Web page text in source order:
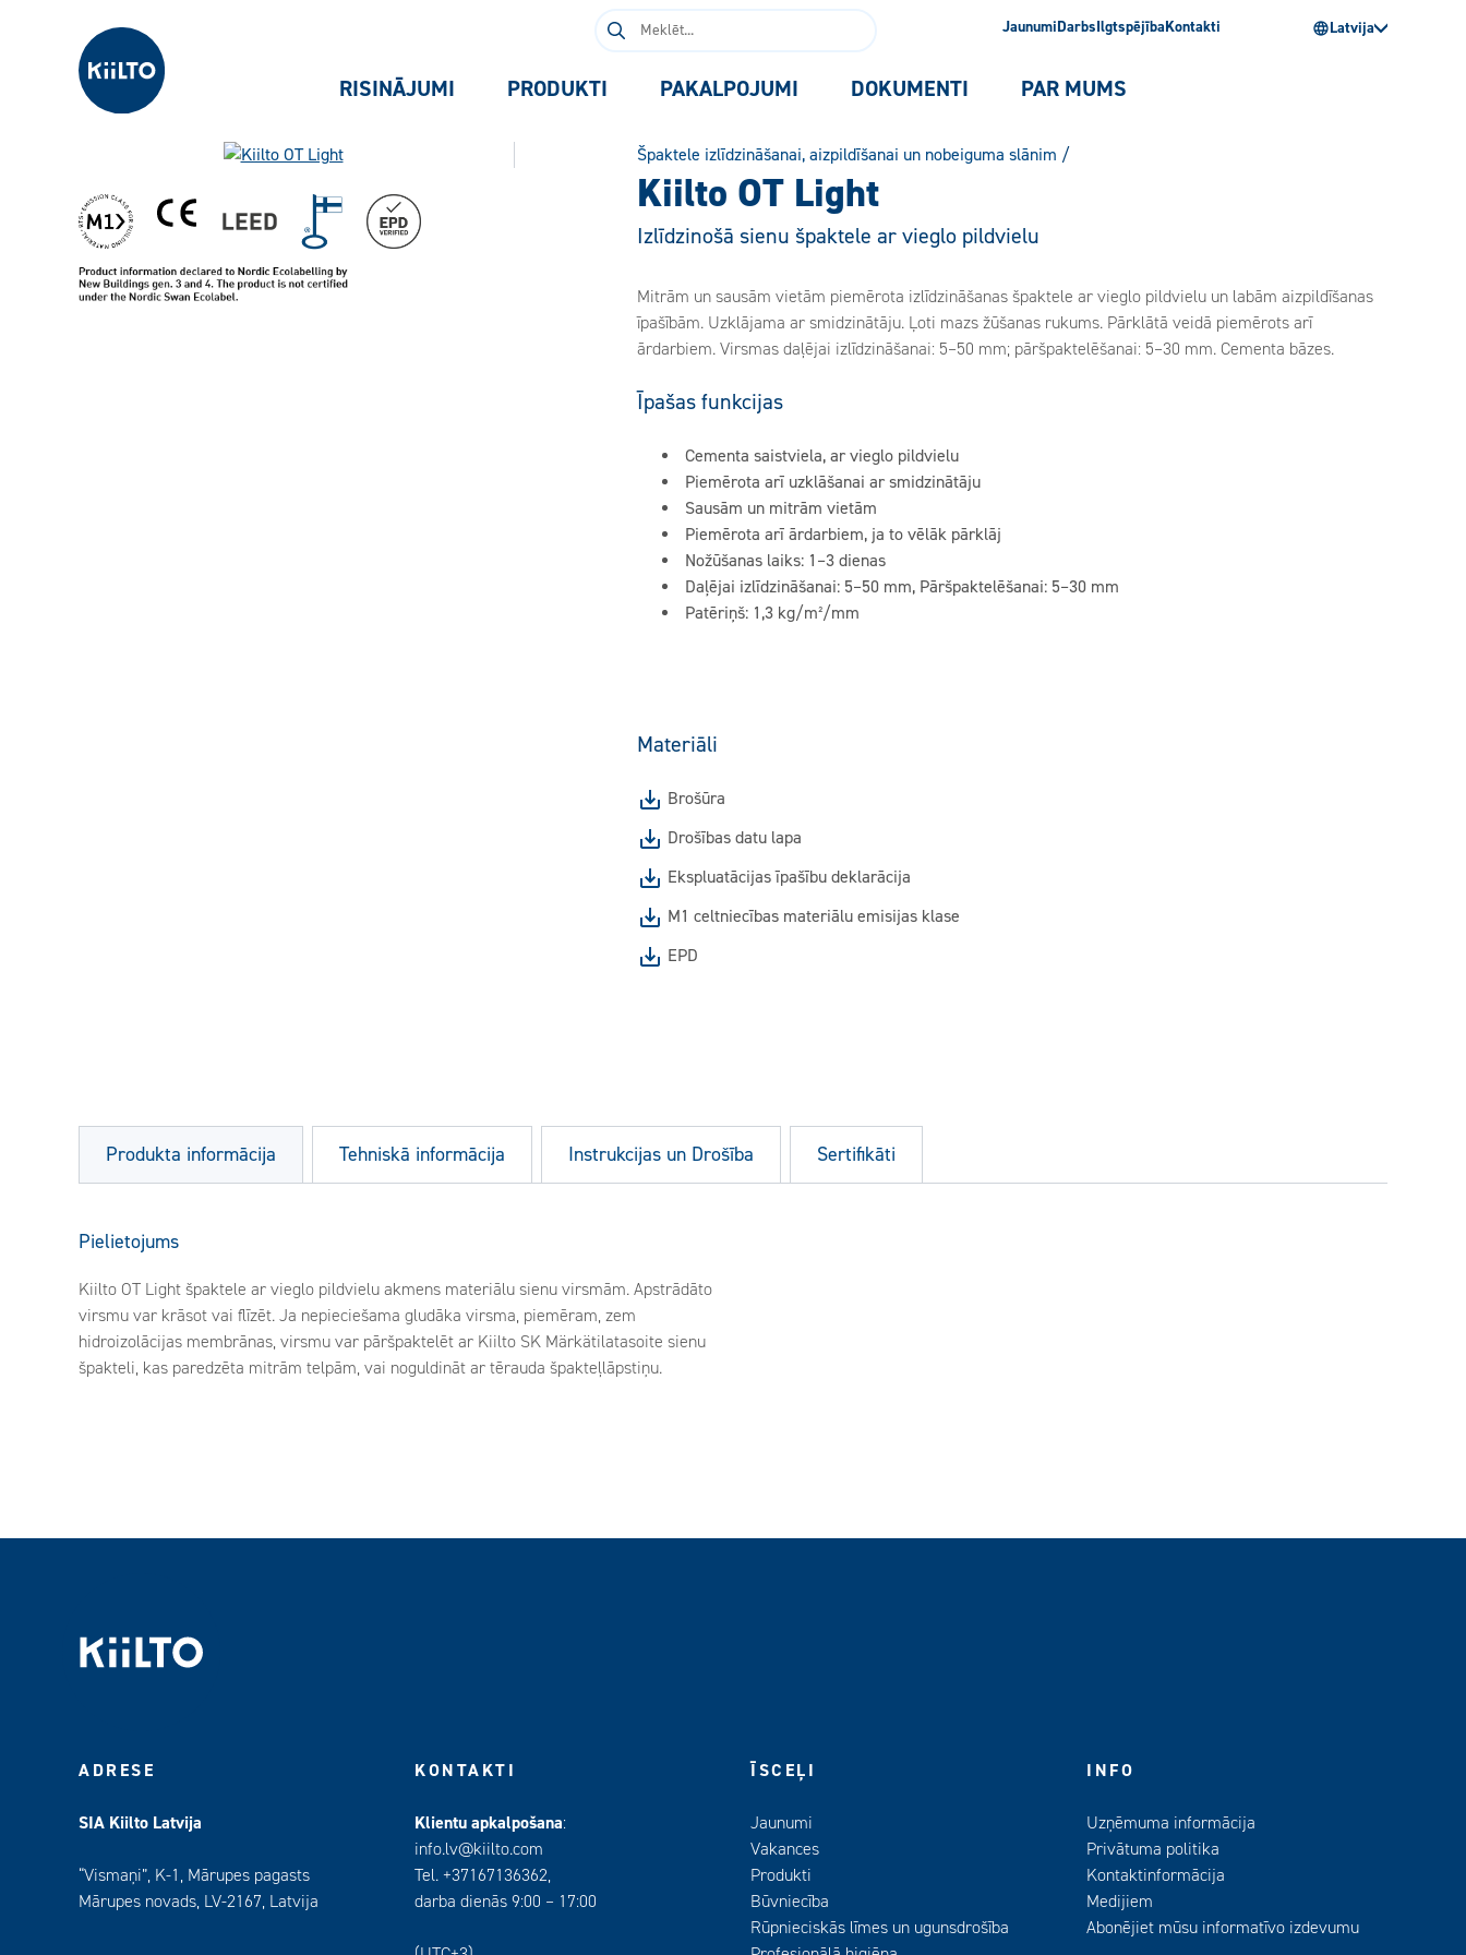
Kiilto Latvija Meklēt: JaunumiDarbsIlgtspējībaKontakti Latvija
RISINĀJUMI PRODUKTI PAKALPOJUMI DOKUMENTI PAR MUMS
Špaktele izlīdzināšanai, aizpildīšanai un nobeiguma slānim /
Kiilto OT Light
Izlīdzinošā sienu špaktele ar vieglo pildvielu
Mitrām un sausām vietām piemērota izlīdzināšanas špaktele ar vieglo pildvielu un labām aizpildīšanas
īpašībām. Uzklājama ar smidzinātāju. Ļoti mazs žūšanas rukums. Pārklātā veidā piemērots arī
ārdarbiem. Virsmas daļējai izlīdzināšanai: 5–50 mm; pāršpaktelēšanai: 5–30 mm. Cementa bāzes.
Īpašas funkcijas
Cementa saistviela, ar vieglo pildvielu
Piemērota arī uzklāšanai ar smidzinātāju
Sausām un mitrām vietām
Piemērota arī ārdarbiem, ja to vēlāk pārklāj
Nožūšanas laiks: 1–3 dienas
Daļējai izlīdzināšanai: 5–50 mm, Pāršpaktelēšanai: 5–30 mm
Patēriņš: 1,3 kg/m²/mm
Materiāli
Brošūra
Drošības datu lapa
Ekspluatācijas īpašību deklarācija
M1 celtniecības materiālu emisijas klase
EPD
Produkta informācija
Pielietojums
Kiilto OT Light špaktele ar vieglo pildvielu akmens materiālu sienu virsmām. Apstrādāto
virsmu var krāsot vai flīzēt. Ja nepieciešama gludāka virsma, piemēram, zem
hidroizolācijas membrānas, virsmu var pāršpaktelēt ar Kiilto SK Märkätilatasoite sienu
špakteli, kas paredzēta mitrām telpām, vai noguldināt ar tērauda špakteļlāpstiņu.
Tehniskā informācija Instrukcijas un Drošība Sertifikāti
ADRESE
SIA Kiilto Latvija
“Vismaņi”, K-1, Mārupes pagasts
Mārupes novads, LV-2167, Latvija
KONTAKTI
Klientu apkalpošana:
info.lv@kiilto.com
Tel. +37167136362,
darba dienās 9:00 – 17:00
ĪSCEĻI
Jaunumi
Vakances
Produkti
Būvniecība
Rūpnieciskās līmes un ugunsdrošība
INFO
Uzņēmuma informācija
Privātuma politika
Kontaktinformācija
Medijiem
Abonējiet mūsu informatīvo izdevumu